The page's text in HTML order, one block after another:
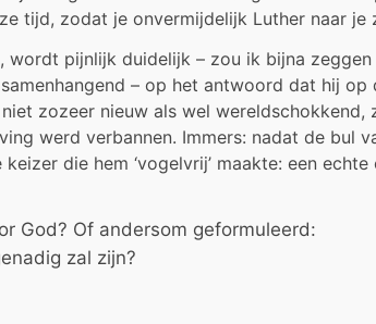
tijd, zodat je onvermijdelijk Luther naar
wordt pijnlijk duidelijk – zou ik bijna
– op het antwoord dat hij
zozeer nieuw als wel
werd verbannen. Immers: nadat de bul
die hem ‘vogelvrij’ maakte: een
God? Of andersom geformuleerd:
zal zijn?